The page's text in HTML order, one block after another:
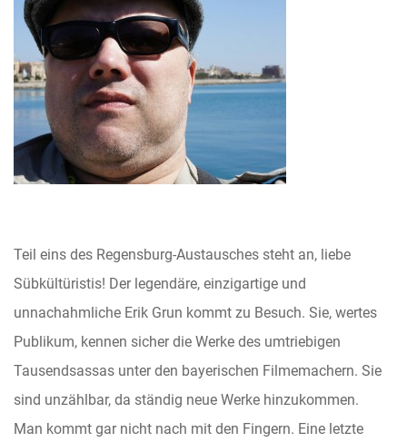
Teil eins des Regensburg-Austausches steht an, liebe
Sübkültüristis! Der legendäre, einzigartige und
unnachahmliche Erik Grun kommt zu Besuch. Sie, wertes
Publikum, kennen sicher die Werke des umtriebigen
Tausendsassas unter den bayerischen Filmemachern. Sie
sind unzählbar, da ständig neue Werke hinzukommen.
Man kommt gar nicht nach mit den Fingern. Eine letzte